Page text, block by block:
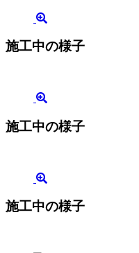
施工中の様子
施工中の様子
施工中の様子